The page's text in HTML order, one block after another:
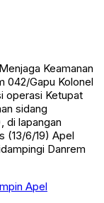
Keamanan
042/Gapu Kolonel
operasi Ketupat
sidang
di lapangan
(13/6/19) Apel
Danrem